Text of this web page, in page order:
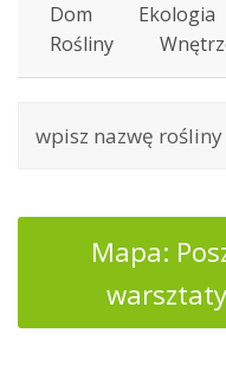
Dom Ekologia
Rośliny
Mapa: